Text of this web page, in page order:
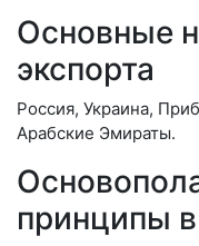
Основные
экспорта
Россия, Украина,
Арабские Эмираты.
принципы